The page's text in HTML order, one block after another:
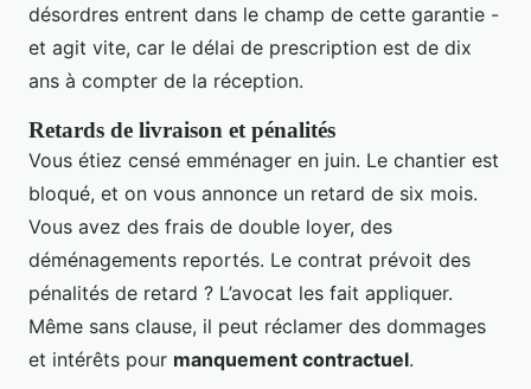
désordres entrent dans le champ de cette garantie -
et agit vite, car le délai de prescription est de dix
ans à compter de la réception.
Retards de livraison et pénalités
Vous étiez censé emménager en juin. Le chantier est
bloqué, et on vous annonce un retard de six mois.
Vous avez des frais de double loyer, des
déménagements reportés. Le contrat prévoit des
pénalités de retard ? L’avocat les fait appliquer.
Même sans clause, il peut réclamer des dommages
et intérêts pour manquement contractuel.